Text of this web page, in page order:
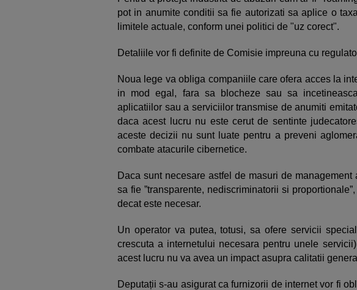
pot in anumite conditii sa fie autorizati sa aplice o
limitele actuale, conform unei politici de "uz corect".
Detaliile vor fi definite de Comisie impreuna cu
Noua lege va obliga companiile care ofera acces la
in mod egal, fara sa blocheze sau sa
aplicatiilor sau a serviciilor transmise de anumiti
daca acest lucru nu este cerut de sentinte
aceste decizii nu sunt luate pentru a preveni
combate atacurile cibernetice.
Daca sunt necesare astfel de masuri de
sa fie ”transparente, nediscriminatorii si
decat este necesar.
Un operator va putea, totusi, sa ofere servicii
crescuta a internetului necesara pentru unele
acest lucru nu va avea un impact asupra calitatii
Deputații s-au asigurat ca furnizorii de internet vor fi